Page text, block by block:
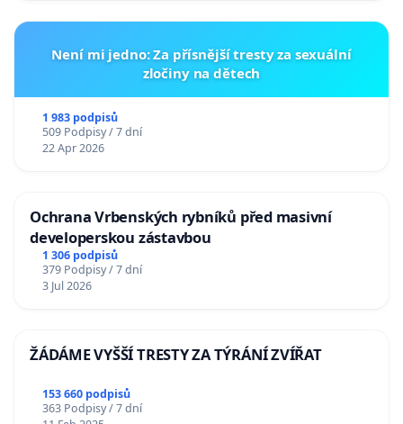
Není mi jedno: Za přísnější tresty za sexuální
zločiny na dětech
1 983 podpisů
509 Podpisy / 7 dní
22 Apr 2026
Ochrana Vrbenských rybníků před masivní
developerskou zástavbou
1 306 podpisů
379 Podpisy / 7 dní
3 Jul 2026
ŽÁDÁME VYŠŠÍ TRESTY ZA TÝRÁNÍ ZVÍŘAT
153 660 podpisů
363 Podpisy / 7 dní